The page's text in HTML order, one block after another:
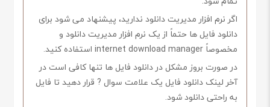
اگر نرم افزار مدیریت دانلود ندارید، پیشنهاد می شود برای
دانلود فایل ها حتماً از یک نرم افزار مدیریت دانلود و
مخصوصاً internet download manager استفاده کنید.
در صورت بروز مشکل در دانلود فایل ها تنها کافی است در
آخر لینک دانلود فایل یک علامت سوال ? قرار دهید تا فایل
به راحتی دانلود شود.